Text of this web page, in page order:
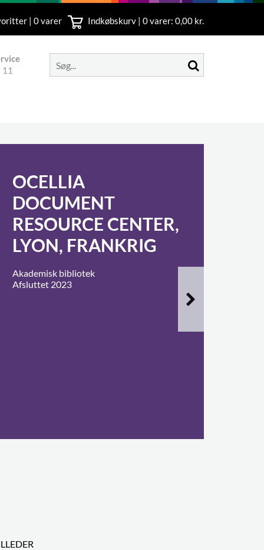
| 0 varer Indkøbskurv | 0varer: 0,00 kr.
OCELLIA
DOCUMENT
RESOURCE CENTER,
LYON, FRANKRIG
Akademisk bibliotek
Afsluttet 2023